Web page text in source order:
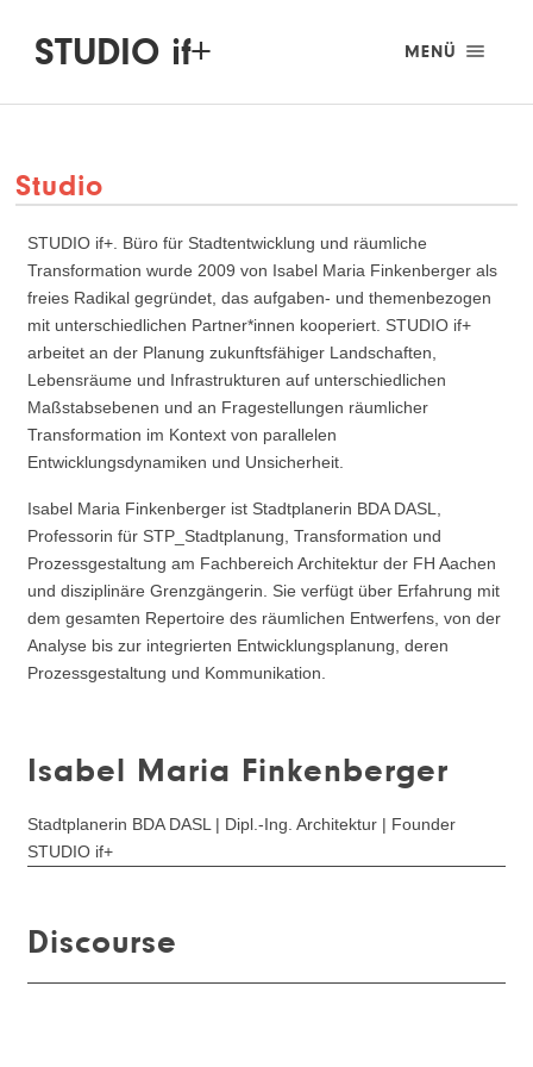
STUDIO if+ MENÜ
Studio
STUDIO if+. Büro für Stadtentwicklung und räumliche
Transformation wurde 2009 von Isabel Maria Finkenberger als
freies Radikal gegründet, das aufgaben- und themenbezogen
mit unterschiedlichen Partner*innen kooperiert. STUDIO if+
arbeitet an der Planung zukunftsfähiger Landschaften,
Lebensräume und Infrastrukturen auf unterschiedlichen
Maßstabsebenen und an Fragestellungen räumlicher
Transformation im Kontext von parallelen
Entwicklungsdynamiken und Unsicherheit.
Isabel Maria Finkenberger ist Stadtplanerin BDA DASL,
Professorin für STP_Stadtplanung, Transformation und
Prozessgestaltung am Fachbereich Architektur der FH Aachen
und disziplinäre Grenzgängerin. Sie verfügt über Erfahrung mit
dem gesamten Repertoire des räumlichen Entwerfens, von der
Analyse bis zur integrierten Entwicklungsplanung, deren
Prozessgestaltung und Kommunikation.
Isabel Maria Finkenberger
Stadtplanerin BDA DASL | Dipl.-Ing. Architektur | Founder
STUDIO if+
Discourse